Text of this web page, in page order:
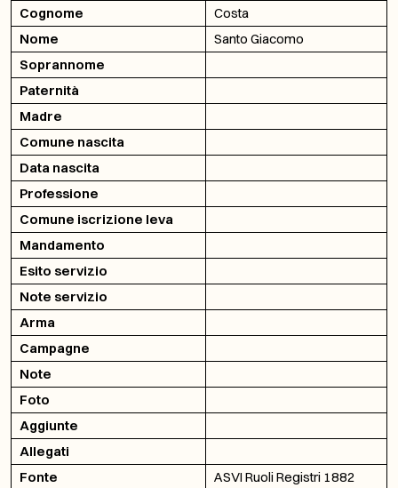
Cognome
Costa
Nome
Santo Giacomo
Soprannome
Paternità
Madre
Comune nascita
Data nascita
Professione
Comune iscrizione leva
Mandamento
Esito servizio
Note servizio
Arma
Campagne
Note
Foto
Aggiunte
Allegati
Fonte
ASVI Ruoli Registri 1882